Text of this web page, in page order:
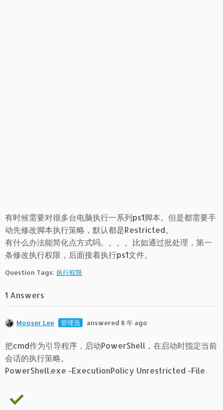
有时候需要对很多台电脑执行一系列ps1脚本。但是都需要手
动先修改脚本执行策略，默认都是Restricted。
有什么办法能简化点方式吗。。。。比如通过批处理，第一
条修改执行权限，后面接着执行ps1文件。
Question Tags: 执行权限
1 Answers
Mooser Lee 管理员 answered 8 年 ago
把cmd作为引导程序，启动PowerShell，在启动时指定当前
会话的执行策略。
PowerShell.exe -ExecutionPolicy Unrestricted -File